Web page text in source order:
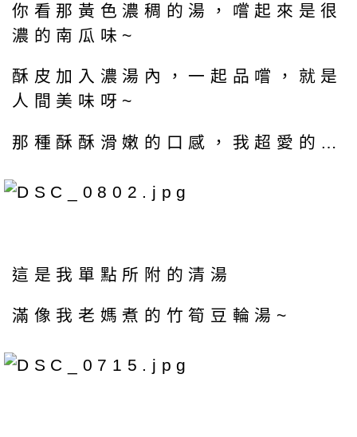
你看那黃色濃稠的湯，嚐起來是很
濃的南瓜味~
酥皮加入濃湯內，一起品嚐，就是
人間美味呀~
那種酥酥滑嫩的口感，我超愛的…
這是我單點所附的清湯
滿像我老媽煮的竹筍豆輪湯~